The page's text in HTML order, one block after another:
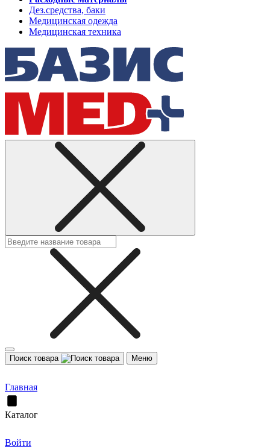
Дез.средства, баки
Медицинская одежда
Медицинская техника
Поиск товара Меню
Главная
Каталог
Войти